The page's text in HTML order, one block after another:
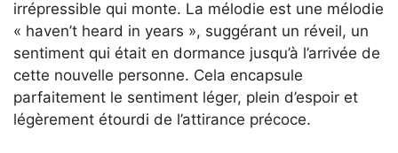
irrépressible qui monte. La mélodie est une mélodie
« haven’t heard in years », suggérant un réveil, un
sentiment qui était en dormance jusqu’à l’arrivée de
cette nouvelle personne. Cela encapsule
parfaitement le sentiment léger, plein d’espoir et
légèrement étourdi de l’attirance précoce.